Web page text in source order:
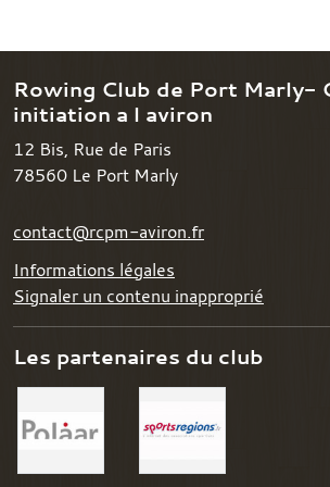
Rowing Club de Port Marly-
initiation a l aviron
12 Bis, Rue de Paris
78560 Le Port Marly
contact@rcpm-aviron.fr
Informations légales
Signaler un contenu inapproprié
Les partenaires du club